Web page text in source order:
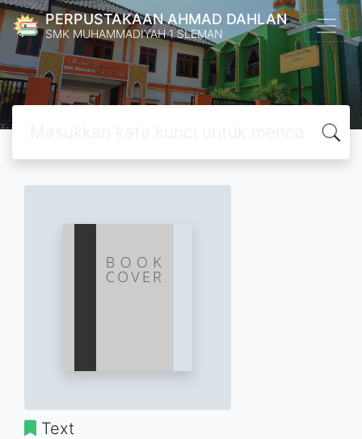
PERPUSTAKAAN AHMAD DAHLAN
SMK MUHAMMADIYAH 1 SLEMAN
Text